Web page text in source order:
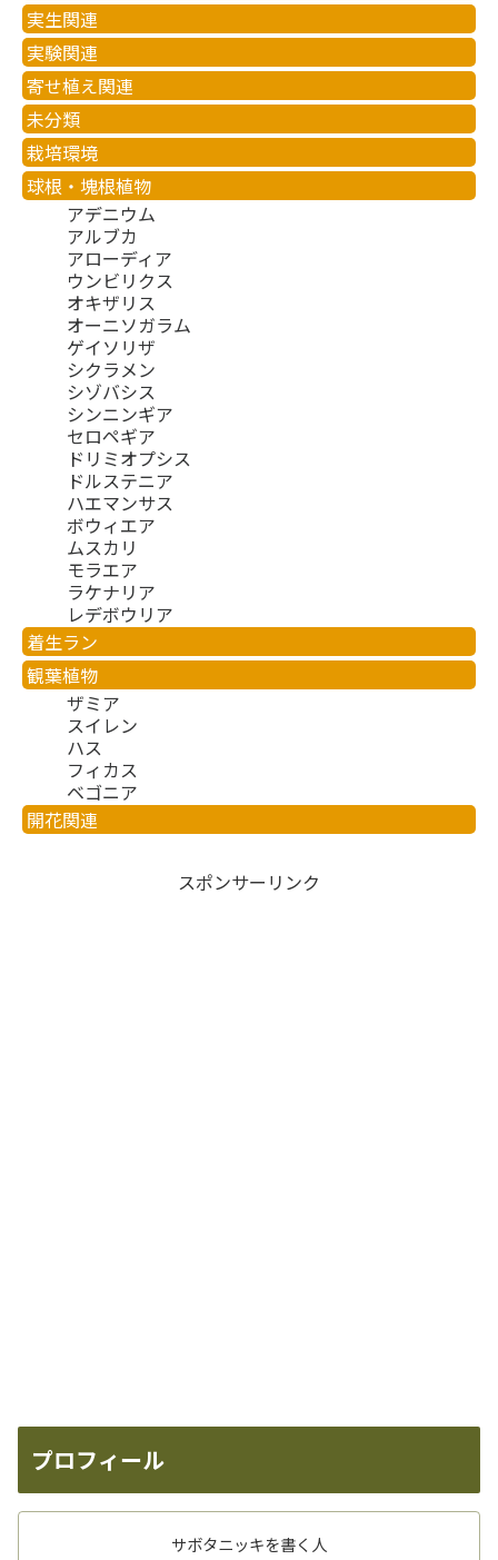
実生関連
実験関連
寄せ植え関連
未分類
栽培環境
球根・塊根植物
アデニウム
アルブカ
アローディア
ウンビリクス
オキザリス
オーニソガラム
ゲイソリザ
シクラメン
シゾバシス
シンニンギア
セロペギア
ドリミオプシス
ドルステニア
ハエマンサス
ボウィエア
ムスカリ
モラエア
ラケナリア
レデボウリア
着生ラン
観葉植物
ザミア
スイレン
ハス
フィカス
ベゴニア
開花関連
スポンサーリンク
プロフィール
サボタニッキを書く人